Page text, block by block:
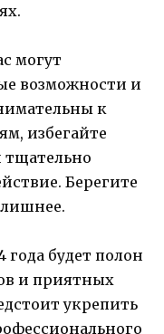
могут
возможности и
к
избегайте
Берегите
года будет полон
и приятных
укрепить